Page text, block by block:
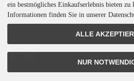
Der Newsletter kann jederzeit hier oder in Ihrem
ein bestmögliches Einkaufserlebnis bieten zu
Informationen finden Sie in unserer
ALLE
NUR